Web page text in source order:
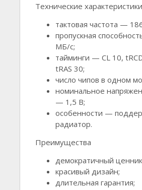
Технические
тактовая частота —
пропускная
МБ/с;
тайминги — CL 10,
tRAS 30;
число чипов в одном
номинальное
— 1,5 В;
особенности —
радиатор.
Преимущества
демократичный
красивый дизайн;
длительная гарантия;